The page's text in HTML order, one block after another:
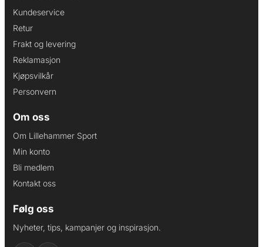
Kundeservice
Retur
Frakt og levering
Reklamasjon
Kjøpsvilkår
Personvern
Om oss
Om Lillehammer Sport
Min konto
Bli medlem
Kontakt oss
Følg oss
Nyheter, tips, kampanjer og inspirasjon.